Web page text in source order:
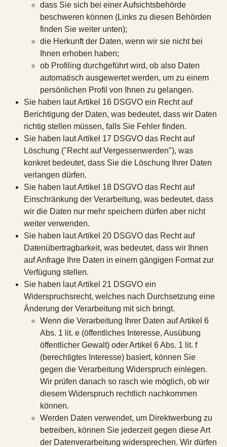
dass Sie sich bei einer Aufsichtsbehörde
beschweren können (Links zu diesen Behörden
finden Sie weiter unten);
die Herkunft der Daten, wenn wir sie nicht bei
Ihnen erhoben haben;
ob Profiling durchgeführt wird, ob also Daten
automatisch ausgewertet werden, um zu einem
persönlichen Profil von Ihnen zu gelangen.
Sie haben laut Artikel 16 DSGVO ein Recht auf
Berichtigung der Daten, was bedeutet, dass wir Daten
richtig stellen müssen, falls Sie Fehler finden.
Sie haben laut Artikel 17 DSGVO das Recht auf
Löschung ("Recht auf Vergessenwerden"), was
konkret bedeutet, dass Sie die Löschung Ihrer Daten
verlangen dürfen.
Sie haben laut Artikel 18 DSGVO das Recht auf
Einschränkung der Verarbeitung, was bedeutet, dass
wir die Daten nur mehr speichern dürfen aber nicht
weiter verwenden.
Sie haben laut Artikel 20 DSGVO das Recht auf
Datenübertragbarkeit, was bedeutet, dass wir Ihnen
auf Anfrage Ihre Daten in einem gängigen Format zur
Verfügung stellen.
Sie haben laut Artikel 21 DSGVO ein
Widerspruchsrecht, welches nach Durchsetzung eine
Änderung der Verarbeitung mit sich bringt.
Wenn die Verarbeitung Ihrer Daten auf Artikel 6
Abs. 1 lit. e (öffentliches Interesse, Ausübung
öffentlicher Gewalt) oder Artikel 6 Abs. 1 lit. f
(berechtigtes Interesse) basiert, können Sie
gegen die Verarbeitung Widerspruch einlegen.
Wir prüfen danach so rasch wie möglich, ob wir
diesem Widerspruch rechtlich nachkommen
können.
Werden Daten verwendet, um Direktwerbung zu
betreiben, können Sie jederzeit gegen diese Art
der Datenverarbeitung widersprechen. Wir dürfen